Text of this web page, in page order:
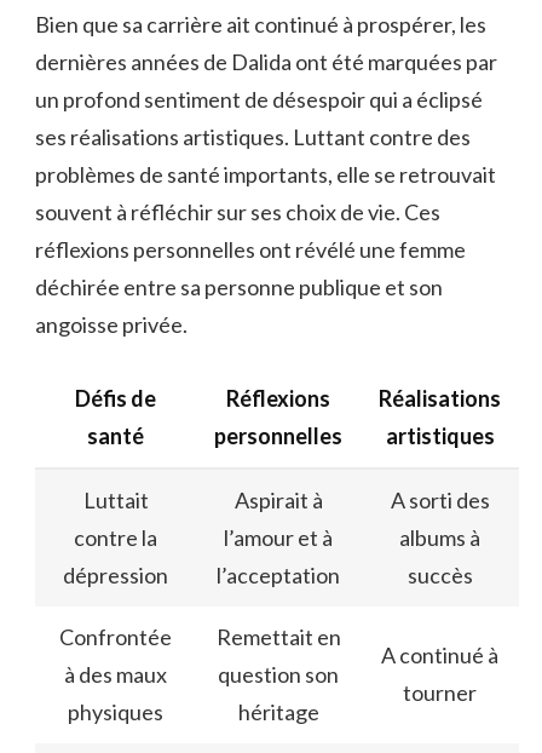
Bien que sa carrière ait continué à prospérer, les
dernières années de Dalida ont été marquées par
un profond sentiment de désespoir qui a éclipsé
ses réalisations artistiques. Luttant contre des
problèmes de santé importants, elle se retrouvait
souvent à réfléchir sur ses choix de vie. Ces
réflexions personnelles ont révélé une femme
déchirée entre sa personne publique et son
angoisse privée.
Défis de
santé
Réflexions
personnelles
Réalisations
artistiques
Luttait
contre la
dépression
Aspirait à
l’amour et à
l’acceptation
A sorti des
albums à
succès
Confrontée
à des maux
physiques
Remettait en
question son
héritage
A continué à
tourner